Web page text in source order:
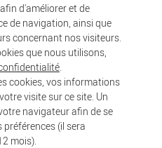
d'améliorer et de
de navigation, ainsi que
concernant nos visiteurs.
que nous utilisons,
cookies, vos informations
visite sur ce site. Un
navigateur afin de se
préférences (il sera
mois).
et collaborer